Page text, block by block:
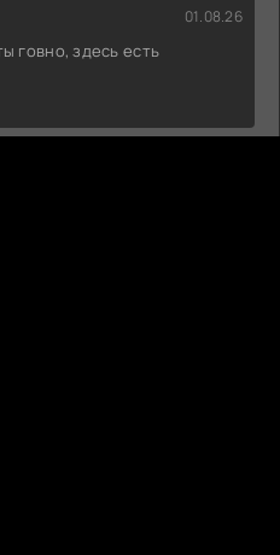
01.08.26
говно, здесь есть